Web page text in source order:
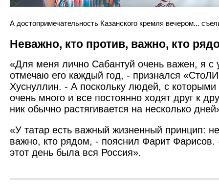
А достопримечательность Казанского кремля вечером...
Неважно, кто против, важно, кто
«Для меня лично Сабантуй очень важен, я с
отмечаю его каждый год, - признался
Хуснуллин. - А поскольку людей, с которыми
очень много и все постоянно ходят друг к
ник обычно растягивается на несколько
«У татар есть важный жизненный принцип:
важно, кто рядом, - пояснил Фарит
этот день была вся Россия».